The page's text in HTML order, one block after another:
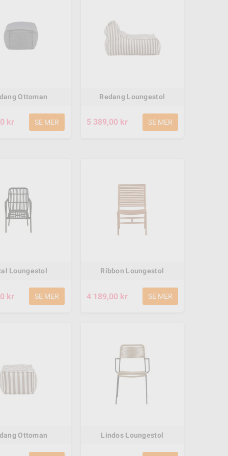
Ottoman
kr SE MER
Redang Loungestol
5 389,00 kr SE MER
Loungestol
kr SE MER
Ribbon Loungestol
4 189,00 kr SE MER
Ottoman Lindos Loungestol